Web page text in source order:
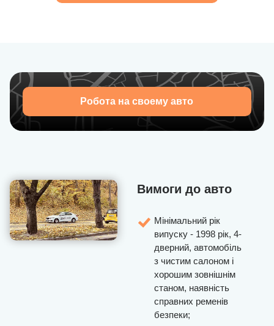
Робота на своему авто
Вимоги до авто
Мінімальний рік
випуску - 1998 рік, 4-
дверний, автомобіль
з чистим салоном і
хорошим зовнішнім
станом, наявність
справних ременів
безпеки;